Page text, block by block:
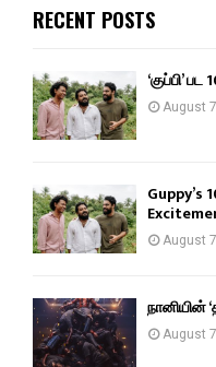
RECENT POSTS
‘குப்பி’
August
Guppy’s
August
நானியின்
August